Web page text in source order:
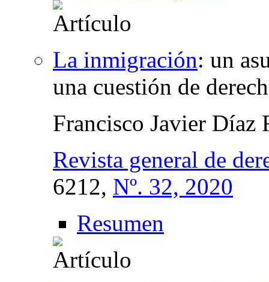
La inmigración: un
una cuestión de
Francisco Javier Díaz
Revista general de
6212, Nº. 32, 2020
Resumen